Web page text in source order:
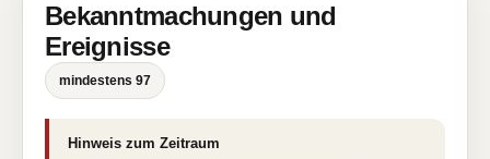
Bekanntmachungen und
Ereignisse
mindestens 97
Hinweis zum Zeitraum